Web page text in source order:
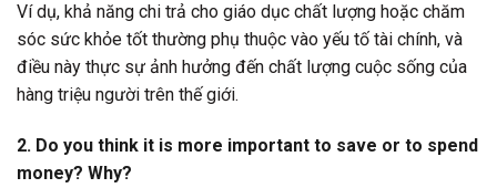
Ví dụ, khả năng chi trả cho giáo dục chất lượng hoặc chăm
sóc sức khỏe tốt thường phụ thuộc vào yếu tố tài chính, và
điều này thực sự ảnh hưởng đến chất lượng cuộc sống của
hàng triệu người trên thế giới.
2. Do you think it is more important to save or to spend
money? Why?